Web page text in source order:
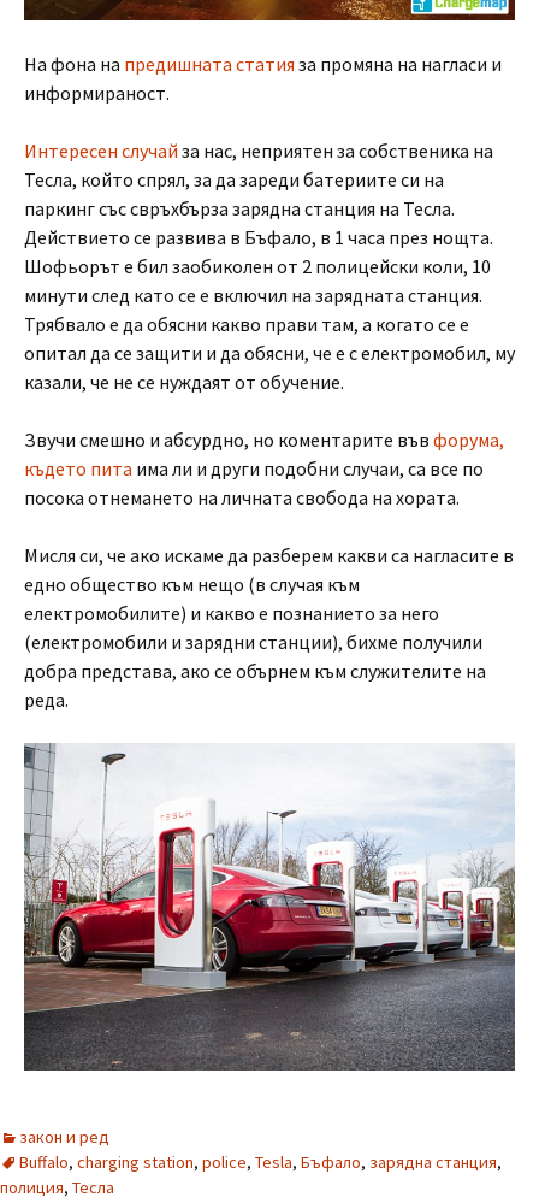
На фона на предишната статия за промяна на нагласи и
информираност.
Интересен случай за нас, неприятен за собственика на
Тесла, който спрял, за да зареди батериите си на
паркинг със свръхбърза зарядна станция на Тесла.
Действието се развива в Бъфало, в 1 часа през нощта.
Шофьорът е бил заобиколен от 2 полицейски коли, 10
минути след като се е включил на зарядната станция.
Трябвало е да обясни какво прави там, а когато се е
опитал да се защити и да обясни, че е с електромобил, му
казали, че не се нуждаят от обучение.
Звучи смешно и абсурдно, но коментарите във форума,
където пита има ли и други подобни случаи, са все по
посока отнемането на личната свобода на хората.
Мисля си, че ако искаме да разберем какви са нагласите в
едно общество към нещо (в случая към
електромобилите) и какво е познанието за него
(електромобили и зарядни станции), бихме получили
добра представа, ако се обърнем към служителите на
реда.
закон и ред
Buffalo, charging station, police, Tesla, Бъфало, зарядна станция,
полиция, Тесла